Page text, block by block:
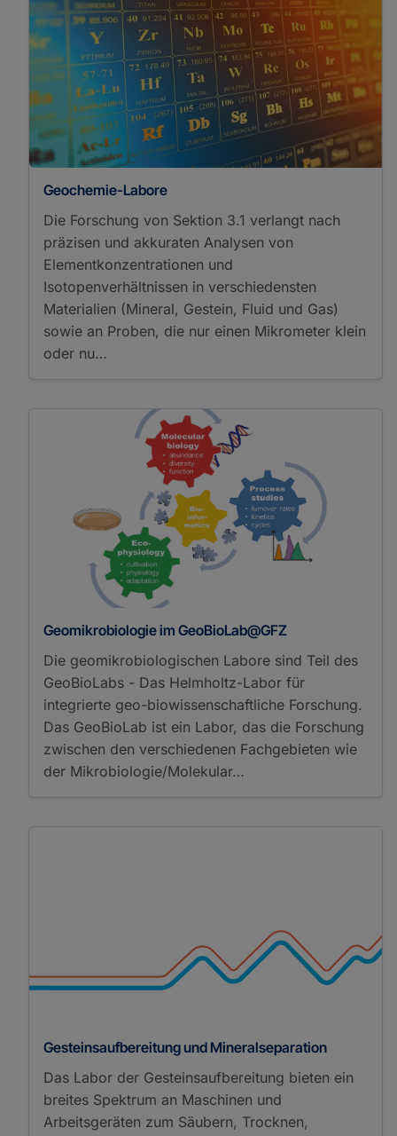
Geochemie-Labore
Die Forschung von Sektion 3.1 verlangt nach
präzisen und akkuraten Analysen von
Elementkonzentrationen und
Isotopenverhältnissen in verschiedensten
Materialien (Mineral, Gestein, Fluid und Gas)
sowie an Proben, die nur einen Mikrometer klein
oder nu…
Geomikrobiologie im GeoBioLab@GFZ
Die geomikrobiologischen Labore sind Teil des
GeoBioLabs - Das Helmholtz-Labor für
integrierte geo-biowissenschaftliche Forschung.
Das GeoBioLab ist ein Labor, das die Forschung
zwischen den verschiedenen Fachgebieten wie
der Mikrobiologie/Molekular…
Gesteinsaufbereitung und Mineralseparation
Das Labor der Gesteinsaufbereitung bieten ein
breites Spektrum an Maschinen und
Arbeitsgeräten zum Säubern, Trocknen,